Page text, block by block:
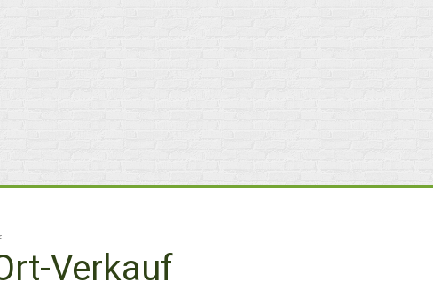
Verkauf